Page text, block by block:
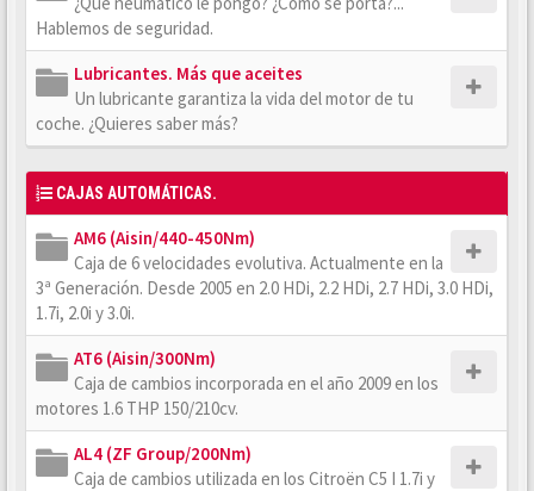
Hablemos de seguridad.
Lubricantes. Más que aceites
Un lubricante garantiza la vida del motor de tu
coche. ¿Quieres saber más?
CAJAS AUTOMÁTICAS.
AM6 (Aisin/440-450Nm)
Caja de 6 velocidades evolutiva. Actualmente en la
3ª Generación. Desde 2005 en 2.0 HDi, 2.2 HDi, 2.7 HDi, 3.0 HDi,
1.7i, 2.0i y 3.0i.
AT6 (Aisin/300Nm)
Caja de cambios incorporada en el año 2009 en los
motores 1.6 THP 150/210cv.
AL4 (ZF Group/200Nm)
Caja de cambios utilizada en los Citroën C5 I 1.7i y